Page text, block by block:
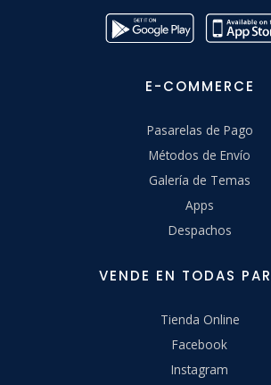
E-COMMERCE
Pasarelas de Pago
Métodos de Envío
Galería de Temas
Apps
Despachos
VENDE EN TODAS
Tienda Online
Facebook
Instagram